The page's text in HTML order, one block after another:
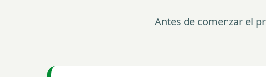
Antes de comenzar el